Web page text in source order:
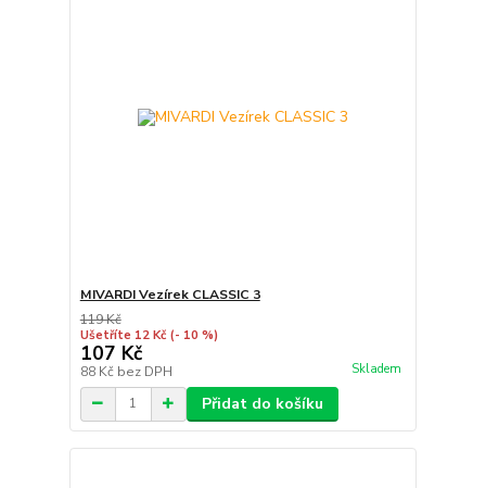
MIVARDI Vezírek CLASSIC 3
119 Kč
Ušetříte 12 Kč (- 10 %)
107 Kč
88 Kč bez DPH Skladem
Přidat do košíku